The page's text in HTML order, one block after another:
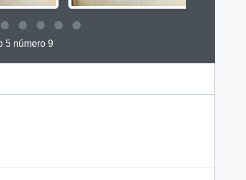
view page for this digital object. Advancing
5 número 9